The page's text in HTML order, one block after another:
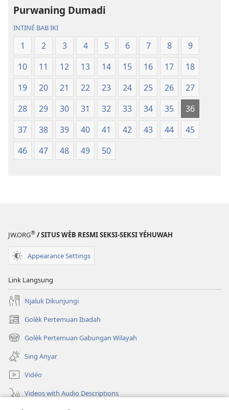
Purwaning Dumadi
INTINÉ BAB IKI
1 2 3 4 5 6 7 8
9
10
11 12 13 14 15 16 17
18
19
20 21 22 23 24 25 26
27
28
29 30 31 32 33 34 35
36
37
38 39 40 41 42 43 44
45
46
47 48 49 50
JW.ORG® / SITUS WÈB RESMI SEKSI-SEKSI YÉHUWAH
Appearance Settings
Link Langsung
Njaluk Dikunjungi
Golèk Pertemuan Ibadah
(opens
new
window)
Golèk Pertemuan Gabungan Wilayah
(opens
new
window)
Sing Anyar
Vidéo
Videos with Audio Descriptions